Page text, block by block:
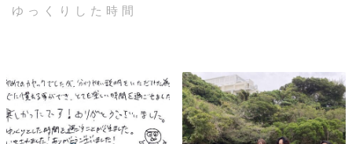
ゆっくりした時間